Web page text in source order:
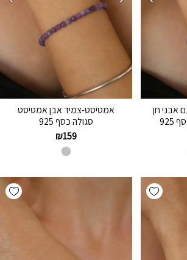
אבני חן
אמטיסט-צמיד אבן אמטיסט
סגולה כסף 925
₪159
Add wishlist